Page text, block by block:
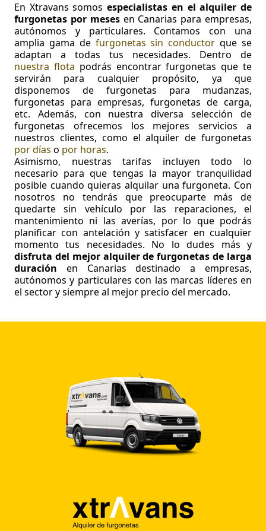
En Xtravans somosespecialistas en el alquiler de
furgonetas por mesesen Canarias para empresas,
autónomos y particulares. Contamos con una
amplia gama de furgonetas sin conductor que se
adaptan a todas tus necesidades. Dentro de
nuestra flota podrás encontrar furgonetas que te
servirán para cualquier propósito, ya que
disponemos de furgonetas para mudanzas,
furgonetas para empresas, furgonetas de carga,
etc. Además, con nuestra diversa selección de
furgonetas ofrecemos los mejores servicios a
nuestros clientes, como el alquiler de furgonetas
por días o por horas.
Asimismo, nuestras tarifas incluyen todo lo
necesario para que tengas la mayor tranquilidad
posible cuando quieras alquilar una furgoneta. Con
nosotros no tendrás que preocuparte más de
quedarte sin vehículo por las reparaciones, el
mantenimiento ni las averías, por lo que podrás
planificar con antelación y satisfacer en cualquier
momento tus necesidades. No lo dudes más y
disfruta del mejor alquiler de furgonetas de larga
duración en Canarias destinado a empresas,
autónomos y particulares con las marcas líderes en
el sector y siempre al mejor precio del mercado.